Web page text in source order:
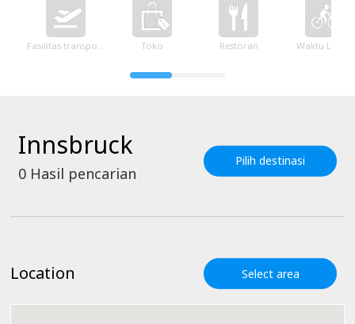
Fasilitas transportasi Toko Restoran Waktu Luang
Innsbruck
0 Hasil pencarian
Pilih destinasi
Location Select area